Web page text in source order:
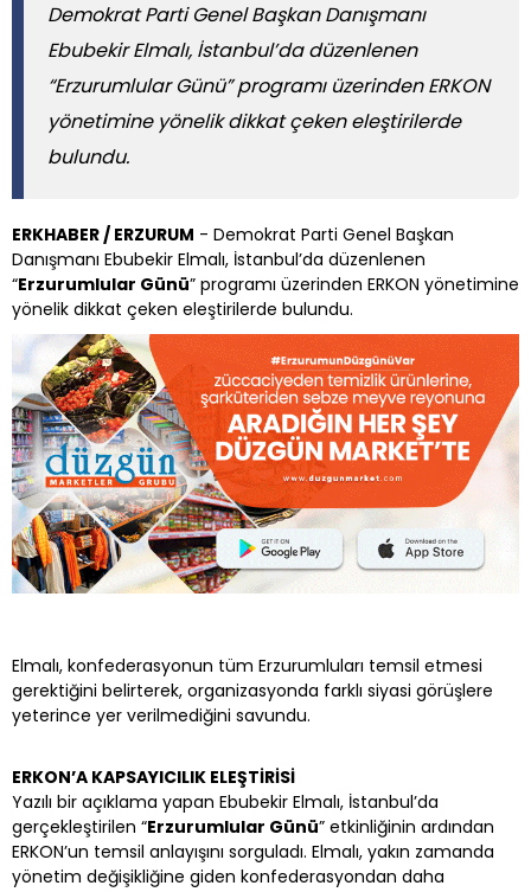
Demokrat Parti Genel Başkan Danışmanı
Ebubekir Elmalı, İstanbul’da düzenlenen
“Erzurumlular Günü” programı üzerinden ERKON
yönetimine yönelik dikkat çeken eleştirilerde
bulundu.
ERKHABER / ERZURUM - Demokrat Parti Genel Başkan
Danışmanı Ebubekir Elmalı, İstanbul’da düzenlenen
“Erzurumlular Günü” programı üzerinden ERKON yönetimine
yönelik dikkat çeken eleştirilerde bulundu.
Elmalı, konfederasyonun tüm Erzurumluları temsil etmesi
gerektiğini belirterek, organizasyonda farklı siyasi görüşlere
yeterince yer verilmediğini savundu.
ERKON’A KAPSAYICILIK ELEŞTİRİSİ
Yazılı bir açıklama yapan Ebubekir Elmalı, İstanbul’da
gerçekleştirilen “Erzurumlular Günü” etkinliğinin ardından
ERKON’un temsil anlayışını sorguladı. Elmalı, yakın zamanda
yönetim değişikliğine giden konfederasyondan daha